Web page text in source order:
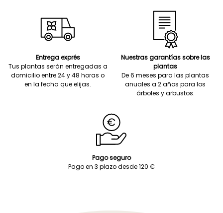
Entrega exprés
Tus plantas serán entregadas a
domicilio entre 24 y 48 horas o
en la fecha que elijas.
Nuestras garantías sobre las
plantas
De 6 meses para las plantas
anuales a 2 años para los
árboles y arbustos.
Pago seguro
Pago en 3 plazo desde 120 €